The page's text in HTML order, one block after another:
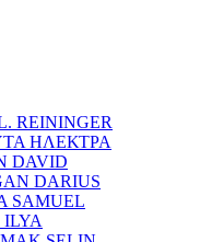
REININGER
ΗΛΕΚΤΡΑ
DAVID
DARIUS
SAMUEL
ILYA